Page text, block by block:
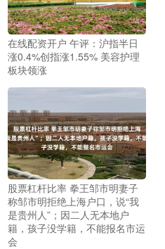
在线配资开户 午评：沪指半日
涨0.4%创指涨1.55% 美容护理
板块领涨
股票杠杆比率 拳王邹市明妻子
称邹市明拒绝上海户口，说“我
是贵州人”；因二人无本地户
籍，孩子没学籍，不能报名市运
会